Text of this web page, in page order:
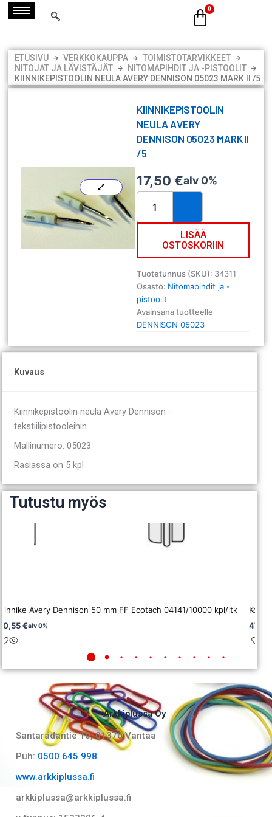
Siirry
sisältöön
ETUSIVU VERKKOKAUPPA
TOIMISTOTARVIKKEET
NITOJAT JA LÄVISTÄJÄT
NITOMAPIHDIT JA -PISTOOLIT
KIINNIKEPISTOOLIN NEULA AVERY DENNISON 05023 MARK II /5
KIINNIKEPISTOOLIN
NEULA AVERY
DENNISON 05023 MARK II
/5
17,50€alv 0%
Kiinnikepistoolin
neula
Avery
05023
Mark
II
/5
määrä
LISÄÄ
OSTOSKORIIN
Tuotetunnus (SKU): 34311
Osasto: Nitomapihdit ja -
pistoolit
Avainsana tuotteelle
DENNISON 05023
Kuvaus
Kiinnikepistoolin neula Avery Dennison -
tekstiilipistooleihin.
Mallinumero: 05023
Rasiassa on 5 kpl
Tutustu myös
Avery Dennison 50 mm FF Ecotach 04141/10000 kpl/ltk
€alv 0%
Arkkiplussa Oy
Santaradantie 10, 01370 Vantaa​
Puh: 0500 645 998
www.arkkiplussa.fi
arkkiplussa@arkkiplussa.fi